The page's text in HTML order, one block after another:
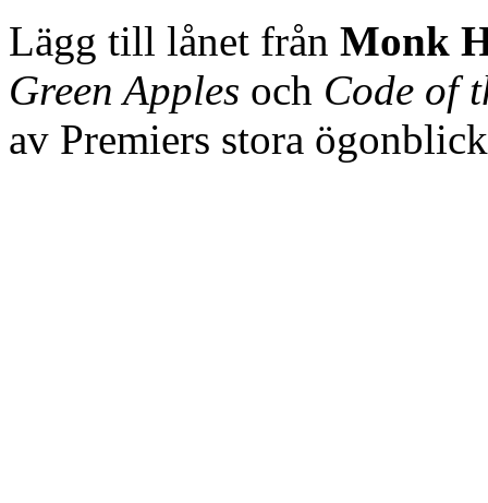
Lägg till lånet från Monk
Green Apples och Code of
av Premiers stora